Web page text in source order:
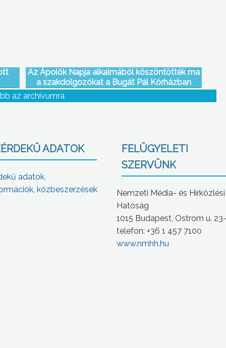
Az Ápolók Napja alkalmából köszöntötték ma
a szakdolgozókat a Bugát Pál Kórházban
az archívumra
ADATOK
adatok,
közbeszerzések
FELÜGYELETI
SZERVÜNK
Nemzeti Média- és Hírközlési
Hatóság
1015 Budapest, Ostrom u.
telefon: +36 1 457 7100
www.nmhh.hu